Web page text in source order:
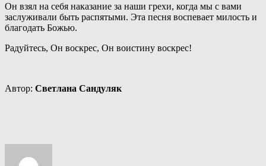
Он взял на себя наказание за наши грехи, когда мы с вами
заслуживали быть распятыми. Эта песня воспевает милость и
благодать Божью.
Радуйтесь, Он воскрес, Он воистину воскрес!
Автор: Светлана Сандуляк